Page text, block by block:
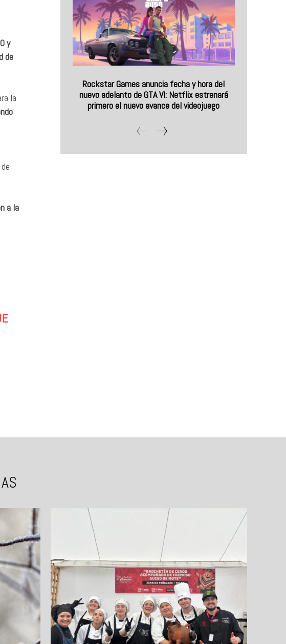
y
de
la
a la
Rockstar Games anuncia fecha y hora del
nuevo adelanto de GTA VI: Netflix estrenará
primero el nuevo avance del videojuego